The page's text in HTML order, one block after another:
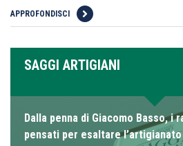
APPROFONDISCI
SAGGI ARTIGIANI
Dalla penna di Giacomo Basso, i
pensati per esaltare